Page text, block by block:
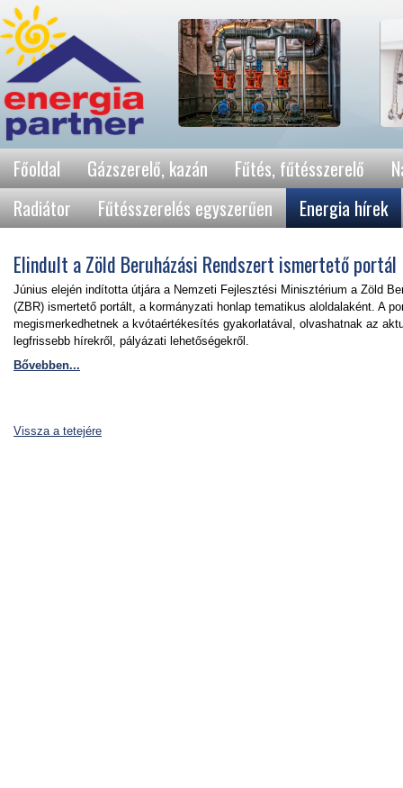
Főoldal Gázszerelő, kazán Fűtés, fűtésszerelő
Radiátor
Fűtésszerelés egyszerűen Energia hírek
Elindult a Zöld Beruházási Rendszert ismertető portál
Június elején indította útjára a Nemzeti Fejlesztési Minisztérium a Zöld
(ZBR) ismertető portált, a kormányzati honlap tematikus aloldalaként. A
megismerkedhetnek a kvótaértékesítés gyakorlatával, olvashatnak az
legfrissebb hírekről, pályázati lehetőségekről.
Bővebben...
Vissza a tetejére